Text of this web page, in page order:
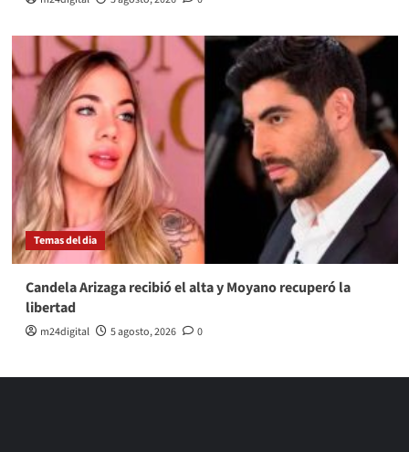
Temas del dia
Candela Arizaga recibió el alta y Moyano recuperó la
libertad
m24digital 5 agosto, 2026 0